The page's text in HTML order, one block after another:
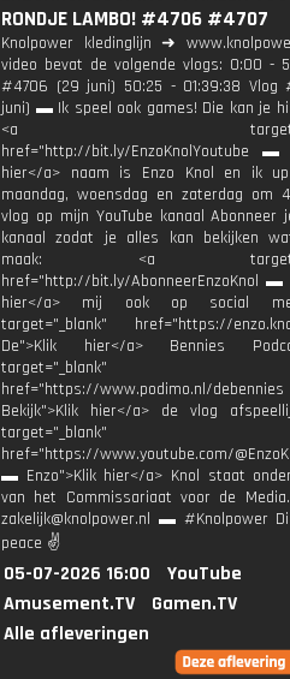
RONDJE LAMBO! #4706 #4707
Knolpower kledinglijn ➜
video bevat de volgende vlogs: 0:00 -
#4706 (29 juni) 50:25 - 01:39:38 Vlog
juni) ▬ Ik speel ook games! Die kan je
<a
href="http://bit.ly/EnzoKnolYoutube ▬
hier</a> naam is Enzo Knol en ik
maandag, woensdag en zaterdag om
vlog op mijn YouTube kanaal Abonneer
kanaal zodat je alles kan bekijken
maak: <a
href="http://bit.ly/AbonneerEnzoKnol ▬
hier</a> mij ook op social
target="_blank" href="https://
De">Klik hier</a> Bennies
target="_blank"
href="https://www.podimo.nl/debennies
Bekijk">Klik hier</a> de vlog
target="_blank"
href="https://www.youtube.com/
▬ Enzo">Klik hier</a> Knol staat
van het Commissariaat voor de
zakelijk@knolpower.nl ▬ #Knolpower
peace ✌
05-07-2026 16:00
YouTube
Amusement.TV
Gamen.TV
Alle afleveringen